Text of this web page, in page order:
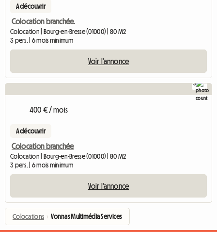
A découvrir
Colocation branchée.
Colocation | Bourg-en-Bresse (01000) | 80 M2
3 pers. | 6 mois minimum
Voir l'annonce
3
400 € / mois
A découvrir
Colocation branchée
Colocation | Bourg-en-Bresse (01000) | 80 M2
3 pers. | 6 mois minimum
Voir l'annonce
Colocations › Vonnas Multimédia Services